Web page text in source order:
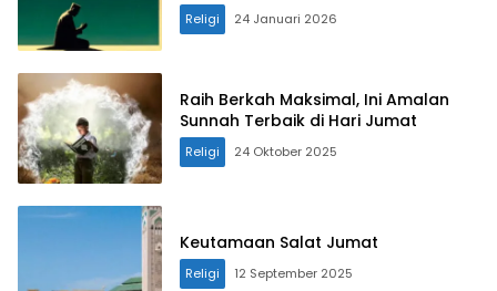
Religi 24 Januari 2026
Raih Berkah Maksimal, Ini Amalan
Sunnah Terbaik di Hari Jumat
Religi 24 Oktober 2025
Keutamaan Salat Jumat
Religi 12 September 2025